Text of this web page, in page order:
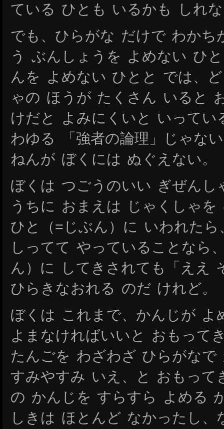
ている ひとも いるかも しれ
でも、ひらがな だけで わか
う ぶんしょうを よめない ひ
んを よめない ひとと では、
ゃの ほうが たくさん いると
けだと よみにくいと いって
わゆる 「強者の論理」じゃな
ねんが ぼくには ぬぐえない。
ぼくは つごうのいい ぎぜんし
うちに おまえは じゃくしゃ
ひと（=じぶん）に いわれた
しってて やっていることなら
ん）に してきされても「ええ
ひらきなおれる のだ けれど。
ぼくは これまで、かんじが
よまなければいいと おもって
たんごを わざわざ ひらがな
すみやすみ いえ、と おもって
の かんじを すらすら よめる
しきは ほとんど なかったし